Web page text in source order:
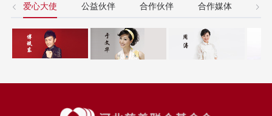
爱心大使 公益伙伴 合作伙伴 合作媒体 友